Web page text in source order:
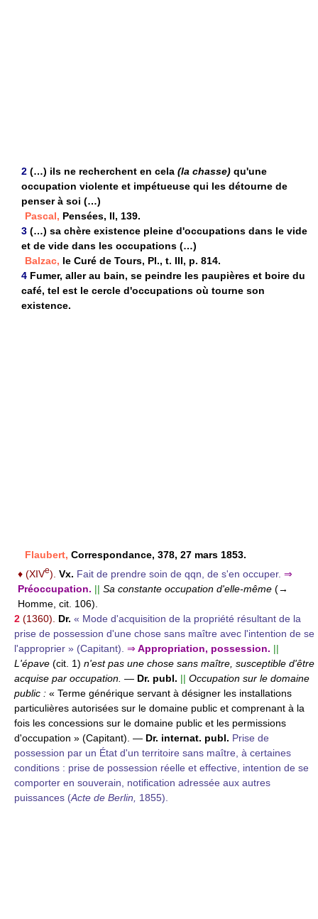
2 (…) ils ne recherchent en cela (la chasse) qu'une
occupation violente et impétueuse qui les détourne de
penser à soi (…)
Pascal, Pensées, II, 139.
3 (…) sa chère existence pleine d'occupations dans le vide
et de vide dans les occupations (…)
Balzac, le Curé de Tours, Pl., t. III, p. 814.
4 Fumer, aller au bain, se peindre les paupières et boire du
café, tel est le cercle d'occupations où tourne son
existence.
Flaubert, Correspondance, 378, 27 mars 1853.
♦ (XIVe). Vx. Fait de prendre soin de qqn, de s'en occuper. ⇒
Préoccupation. || Sa constante occupation d'elle-même (→
Homme, cit. 106).
2 (1360). Dr. « Mode d'acquisition de la propriété résultant de la
prise de possession d'une chose sans maître avec l'intention de se
l'approprier » (Capitant). ⇒ Appropriation, possession. ||
L'épave (cit. 1) n'est pas une chose sans maître, susceptible d'être
acquise par occupation. — Dr. publ. || Occupation sur le domaine
public : « Terme générique servant à désigner les installations
particulières autorisées sur le domaine public et comprenant à la
fois les concessions sur le domaine public et les permissions
d'occupation » (Capitant). — Dr. internat. publ. Prise de
possession par un État d'un territoire sans maître, à certaines
conditions : prise de possession réelle et effective, intention de se
comporter en souverain, notification adressée aux autres
puissances (Acte de Berlin, 1855).